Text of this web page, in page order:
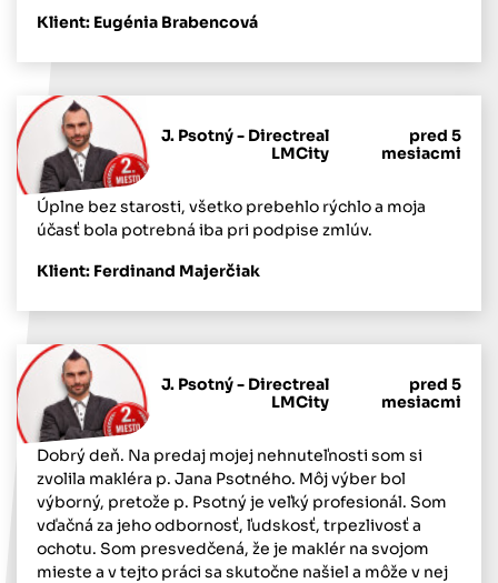
Klient: Eugénia Brabencová
J. Psotný - Directreal
LMCity
pred 5
mesiacmi
Úplne bez starosti, všetko prebehlo rýchlo a moja
účasť bola potrebná iba pri podpise zmlúv.
Klient: Ferdinand Majerčiak
J. Psotný - Directreal
LMCity
pred 5
mesiacmi
Dobrý deň. Na predaj mojej nehnuteľnosti som si
zvolila makléra p. Jana Psotného. Môj výber bol
výborný, pretože p. Psotný je veľký profesionál. Som
vďačná za jeho odbornosť, ľudskosť, trpezlivosť a
ochotu. Som presvedčená, že je maklér na svojom
mieste a v tejto práci sa skutočne našiel a môže v nej